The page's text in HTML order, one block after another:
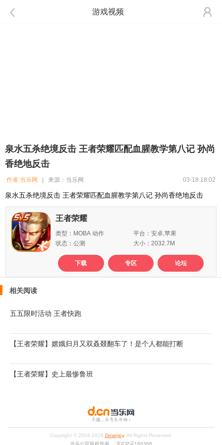
游戏视频
泉水五杀绝境反击 王者荣耀匹配血腥教学第八记 孙尚
香绝地反击
作者:当乐网 | 来源：当乐网 03-18 18:02
泉水五杀绝境反击 王者荣耀匹配血腥教学第八记 孙尚香绝地反击
王者荣耀
类型：MOBA 动作
平台：安卓,苹果
状态：公测
大小：2032.7M
下载 专区 论坛
相关阅读
五五限时活动 王者快跑
【王者荣耀】嫦娥归月又双叒叕翻车了！是个人都能打断
【王者荣耀】史上最惨鲁班
Copyright © 2004-2026 Downjoy. All Rights Reserved.
当乐公司版权所有 京ICP证160368